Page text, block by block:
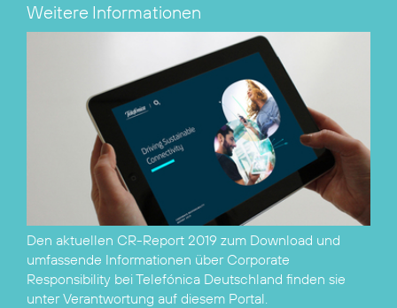
Weitere Informationen
Den aktuellen CR-Report 2019 zum Download und
umfassende Informationen über Corporate
Responsibility bei Telefónica Deutschland finden sie
unterVerantwortung auf diesem Portal.